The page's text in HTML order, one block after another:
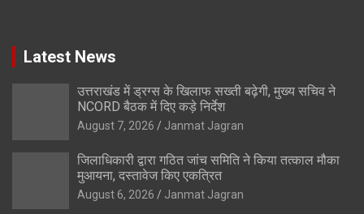
Latest News
उत्तराखंड में ड्रग्स के खिलाफ सख्ती बढ़ेगी, मुख्य सचिव ने
NCORD बैठक में दिए कड़े निर्देश
August 7, 2026 Janmat Jagran
जिलाधिकारी द्वारा गठित जांच समिति ने किया तत्काल मौका
मुआयना, दस्तावेज किए एकत्रित
August 6, 2026 Janmat Jagran